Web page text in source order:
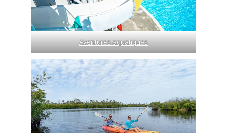
Aventures aquatiques